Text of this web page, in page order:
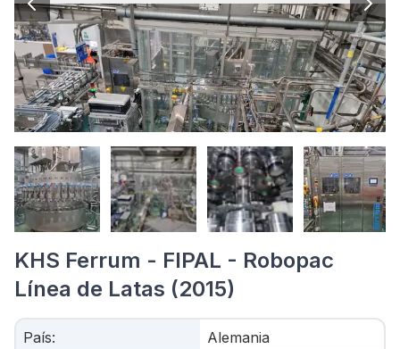
KHS Ferrum - FIPAL - Robopac
Línea de Latas (2015)
País: Alemania